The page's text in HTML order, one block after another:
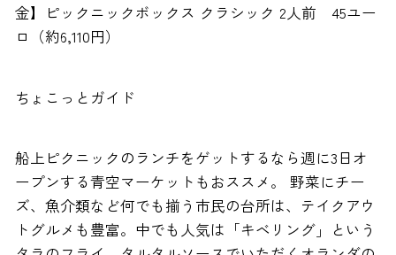
金】ピックニックボックス クラシック 2人前 45ユー
ロ（約6,110円）
ちょこっとガイド
船上ピクニックのランチをゲットするなら週に3日オ
ープンする青空マーケットもおススメ。 野菜にチー
ズ、魚介類など何でも揃う市民の台所は、テイクアウ
トグルメも豊富。中でも人気は「キベリング」という